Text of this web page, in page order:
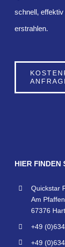
schnell,
erstrahlen.
HIER FINDEN
Quickstar
Am
67376
+49
+49